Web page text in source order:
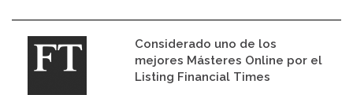
Considerado uno de los
mejores Másteres Online por el
Listing Financial Times